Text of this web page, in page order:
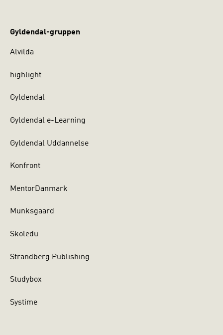
Gyldendal-gruppen
Alvilda
highlight
Gyldendal
Gyldendal e-Learning
Gyldendal Uddannelse
Konfront
MentorDanmark
Munksgaard
Skoledu
Strandberg Publishing
Studybox
Systime